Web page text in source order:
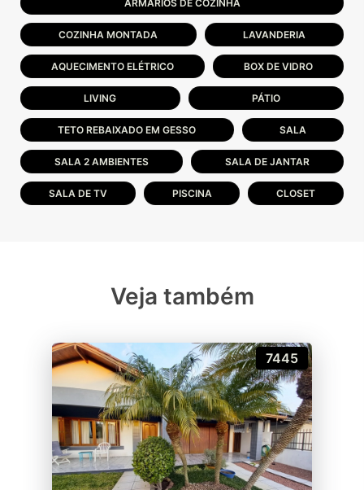
ARMÁRIOS DE COZINHA
COZINHA MONTADA LAVANDERIA
AQUECIMENTO ELÉTRICO BOX DE VIDRO
LIVING PÁTIO
TETO REBAIXADO EM GESSO SALA
SALA 2 AMBIENTES SALA DE JANTAR
SALA DE TV PISCINA CLOSET
Veja também
7445